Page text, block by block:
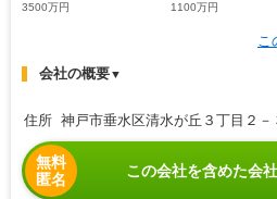
3500万円
1100万円
こ
会社の概要▼
住所 神戸市垂水区清水が丘３丁目２－
無料
匿名
この会社を含めた会